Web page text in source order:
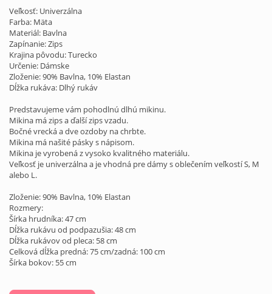
Veľkosť: Univerzálna
Farba: Mäta
Materiál: Bavlna
Zapínanie: Zips
Krajina pôvodu: Turecko
Určenie: Dámske
Zloženie: 90% Bavlna, 10% Elastan
Dĺžka rukáva: Dlhý rukáv
Predstavujeme vám pohodlnú dlhú mikinu.
Mikina má zips a ďalší zips vzadu.
Bočné vrecká a dve ozdoby na chrbte.
Mikina má našité pásky s nápisom.
Mikina je vyrobená z vysoko kvalitného materiálu.
Veľkosť je univerzálna a je vhodná pre dámy s oblečením veľkostí S, M
alebo L.
Zloženie: 90% Bavlna, 10% Elastan
Rozmery:
Šírka hrudníka: 47 cm
Dĺžka rukávu od podpazušia: 48 cm
Dĺžka rukávov od pleca: 58 cm
Celková dĺžka predná: 75 cm/zadná: 100 cm
Šírka bokov: 55 cm